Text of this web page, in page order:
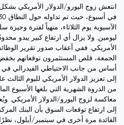
انتعش زوج اليورو/الدولار الأمريكي
الآسيوية يوم الثلاثاء، منهياً لفترة
ليومين. ولا يزال أي ارتفاع كبير يبدو
الأمريكي. ففي أعقاب صدور تقرير
أساس من جانب الاحتياطي الفيدرالي في
إلى تعزيز الدولار الأمريكي لليوم
من الذروة الشهرية التي بلغها الأسبوع
معاكسة لزوج اليورو/الدولار الأمريكي.
إلى ارتفاع توقعات السوق بأن البنك
الفائدة مرة أخرى في سبتمبر/أيلول،